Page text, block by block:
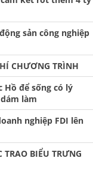
sản công nghiệp
CHƯƠNG TRÌNH
Hồ để sống có lý
làm
nghiệp FDI lên
TRAO BIỂU TRƯNG